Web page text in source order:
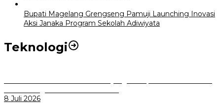
Bupati Magelang Grengseng Pamuji Launching Inovasi
Aksi Janaka Program Sekolah Adiwiyata
Teknologi
8 Juli 2026